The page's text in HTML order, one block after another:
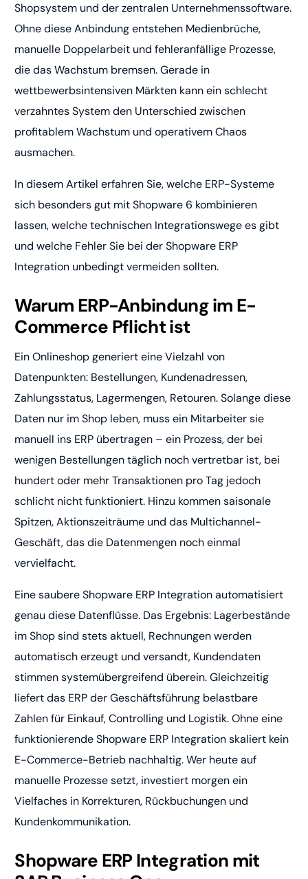
Shopsystem und der zentralen Unternehmenssoftware.
Ohne diese Anbindung entstehen Medienbrüche,
manuelle Doppelarbeit und fehleranfällige Prozesse,
die das Wachstum bremsen. Gerade in
wettbewerbsintensiven Märkten kann ein schlecht
verzahntes System den Unterschied zwischen
profitablem Wachstum und operativem Chaos
ausmachen.
In diesem Artikel erfahren Sie, welche ERP-Systeme
sich besonders gut mit Shopware 6 kombinieren
lassen, welche technischen Integrationswege es gibt
und welche Fehler Sie bei der Shopware ERP
Integration unbedingt vermeiden sollten.
Warum ERP-Anbindung im E-
Commerce Pflicht ist
Ein Onlineshop generiert eine Vielzahl von
Datenpunkten: Bestellungen, Kundenadressen,
Zahlungsstatus, Lagermengen, Retouren. Solange diese
Daten nur im Shop leben, muss ein Mitarbeiter sie
manuell ins ERP übertragen – ein Prozess, der bei
wenigen Bestellungen täglich noch vertretbar ist, bei
hundert oder mehr Transaktionen pro Tag jedoch
schlicht nicht funktioniert. Hinzu kommen saisonale
Spitzen, Aktionszeiträume und das Multichannel-
Geschäft, das die Datenmengen noch einmal
vervielfacht.
Eine saubere Shopware ERP Integration automatisiert
genau diese Datenflüsse. Das Ergebnis: Lagerbestände
im Shop sind stets aktuell, Rechnungen werden
automatisch erzeugt und versandt, Kundendaten
stimmen systemübergreifend überein. Gleichzeitig
liefert das ERP der Geschäftsführung belastbare
Zahlen für Einkauf, Controlling und Logistik. Ohne eine
funktionierende Shopware ERP Integration skaliert kein
E-Commerce-Betrieb nachhaltig. Wer heute auf
manuelle Prozesse setzt, investiert morgen ein
Vielfaches in Korrekturen, Rückbuchungen und
Kundenkommunikation.
Shopware ERP Integration mit